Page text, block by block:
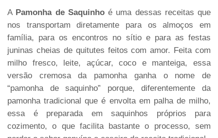
A Pamonha de Saquinhoé uma dessas receitas que
nos transportam diretamente para os almoços em
família, para os encontros no sítio e para as festas
juninas cheias de quitutes feitos com amor. Feita com
milho fresco, leite, açúcar, coco e manteiga, essa
versão cremosa da pamonha ganha o nome de
“pamonha de saquinho” porque, diferentemente da
pamonha tradicional que é envolta em palha de milho,
essa é preparada em saquinhos próprios para
cozimento, o que facilita bastante o processo, sem